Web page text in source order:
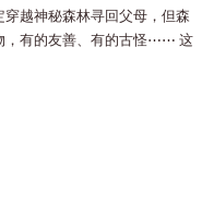
越神秘森林寻回父母，但森
，有的友善、有的古怪⋯⋯ 这